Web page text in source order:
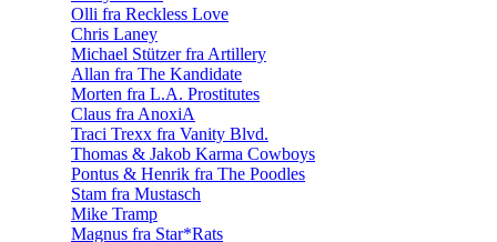
Olli fra Reckless Love
Chris Laney
Michael Stützer fra Artillery
Allan fra The Kandidate
Morten fra L.A. Prostitutes
Claus fra AnoxiA
Traci Trexx fra Vanity Blvd.
Thomas & Jakob Karma Cowboys
Pontus & Henrik fra The Poodles
Stam fra Mustasch
Mike Tramp
Magnus fra Star*Rats